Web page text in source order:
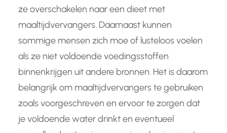
ze overschakelen naar een dieet met
maaltijdvervangers. Daarnaast kunnen
sommige mensen zich moe of lusteloos voelen
als ze niet voldoende voedingsstoffen
binnenkrijgen uit andere bronnen. Het is daarom
belangrijk om maaltijdvervangers te gebruiken
zoals voorgeschreven en ervoor te zorgen dat
je voldoende water drinkt en eventueel